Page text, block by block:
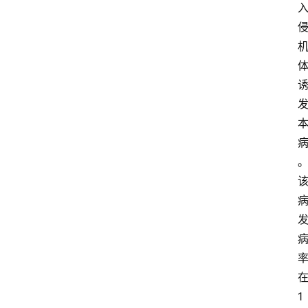
入
侵
机
体
诱
发
本
病
。
该
病
发
病
率
在
1